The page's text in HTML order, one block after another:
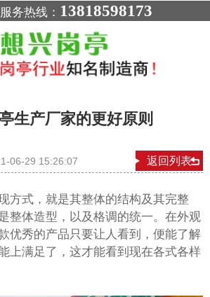
务热线： 13818598173
生产厂家的更好原则
返回列表
06-29 15:26:07
方式，就是其整体的结构及其完整
整体造型，以及格调的统一。在外观
优秀的产品只要让人看到，便能了解
上满足了，这才能看到现在各式各样